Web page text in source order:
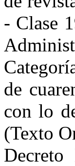
- Clase
de
con lo
(Texto
Decreto